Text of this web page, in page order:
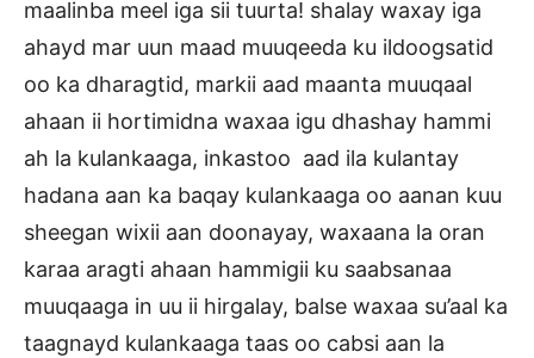
maalinba meel iga sii tuurta! shalay waxay iga
ahayd mar uun maad muuqeeda ku ildoogsatid
oo ka dharagtid, markii aad maanta muuqaal
ahaan ii hortimidna waxaa igu dhashay hammi
ah la kulankaaga, inkastoo aad ila kulantay
hadana aan ka baqay kulankaaga oo aanan kuu
sheegan wixii aan doonayay, waxaana la oran
karaa aragti ahaan hammigii ku saabsanaa
muuqaaga in uu ii hirgalay, balse waxaa su’aal ka
taagnayd kulankaaga taas oo cabsi aan la